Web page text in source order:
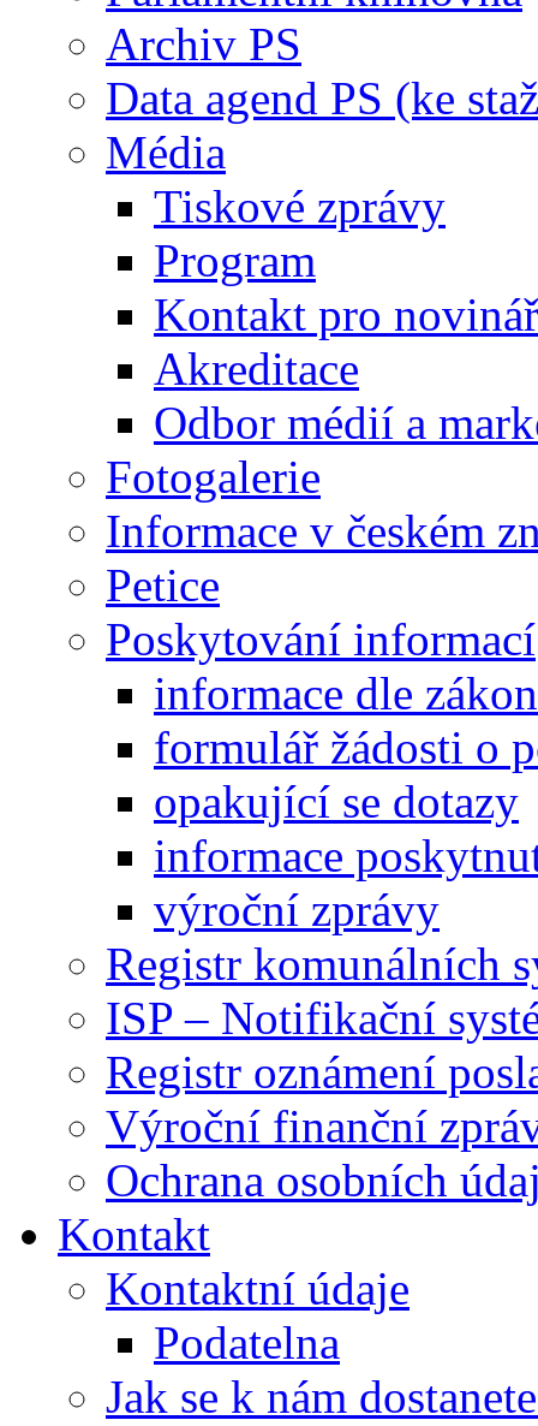
Archiv PS
Data agend PS (ke
Média
Tiskové zprávy
Program
Kontakt pro
Akreditace
Odbor médií a
Fotogalerie
Informace v českém
Petice
Poskytování informací
informace dle
formulář žádosti o
opakující se dotazy
informace
výroční zprávy
Registr komunálních
ISP – Notifikační
Registr oznámení
Výroční finanční
Ochrana osobních
Kontakt
Kontaktní údaje
Podatelna
Jak se k nám